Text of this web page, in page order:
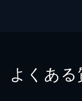
よくある